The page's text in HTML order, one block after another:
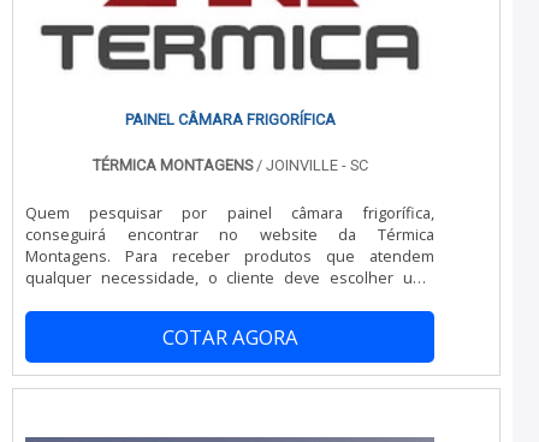
PAINEL CÂMARA FRIGORÍFICA
TÉRMICA MONTAGENS / JOINVILLE - SC
Quem pesquisar por painel câmara frigorífica,
conseguirá encontrar no website da Térmica
Montagens. Para receber produtos que atendem
qualquer necessidade, o cliente deve escolher uma
venda e tenha ampla experiência no ramo.OUTRAS
INFORMAÇÕES SOBRE PAINEL C MARA FRIGORÍFICAQuem
busca por painel câmara frigorífica em uma empresa
altamente qualificada, encontra na Térmica Montagens.
COTAR AGORA